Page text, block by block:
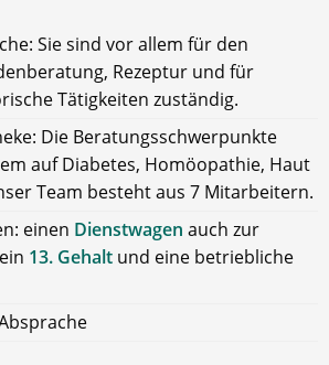
Sie sind vor allem für den
Rezeptur und für
Tätigkeiten zuständig.
Die Beratungsschwerpunkte
auf Diabetes, Homöopathie, Haut
Team besteht aus 7 Mitarbeitern.
einen Dienstwagen auch zur
13. Gehalt und eine betriebliche